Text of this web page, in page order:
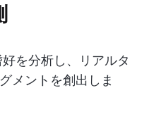
を分析し、リアルタ
メントを創出しま